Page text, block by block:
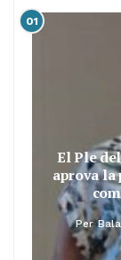
01
El Ple
aprova la
Per